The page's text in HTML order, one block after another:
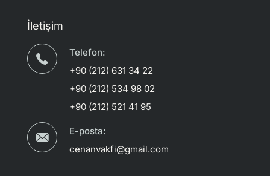
İletişim
Telefon:
+90 (212) 631 34 22
+90 (212) 534 98 02
+90 (212) 521 41 95
E-posta:
cenanvakfi@gmail.com